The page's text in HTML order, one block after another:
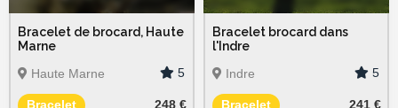
Bracelet de brocard, Haute
Marne
Haute Marne
5
Bracelet 248 €
Bracelet brocard dans
l'Indre
Indre
5
Bracelet 241 €